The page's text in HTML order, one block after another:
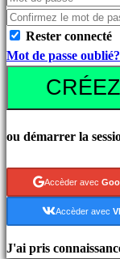
de
Tir
Jeux
course
Jeux
casual
indés
Jeux
de
simulation
Jeux
Rester connecté
Mot de passe oublié?
ou démarrer la
Accèder avec
Accèder avec
J'ai pris